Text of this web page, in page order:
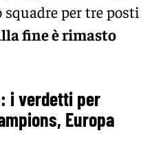
squadre per tre posti
fine è rimasto
i verdetti per
Europa